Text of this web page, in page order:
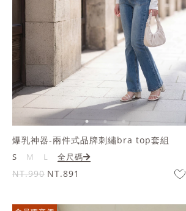
爆乳神器-兩件式品牌刺繡bra top套組
S M L 全尺碼
NT.990 NT.891